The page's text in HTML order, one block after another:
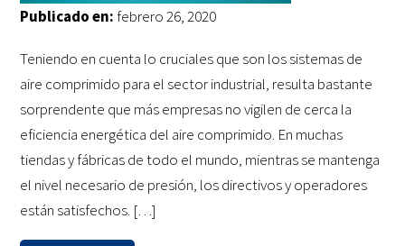
Publicado en: febrero 26, 2020
Teniendo en cuenta lo cruciales que son los sistemas de
aire comprimido para el sector industrial, resulta bastante
sorprendente que más empresas no vigilen de cerca la
eficiencia energética del aire comprimido. En muchas
tiendas y fábricas de todo el mundo, mientras se mantenga
el nivel necesario de presión, los directivos y operadores
están satisfechos. […]